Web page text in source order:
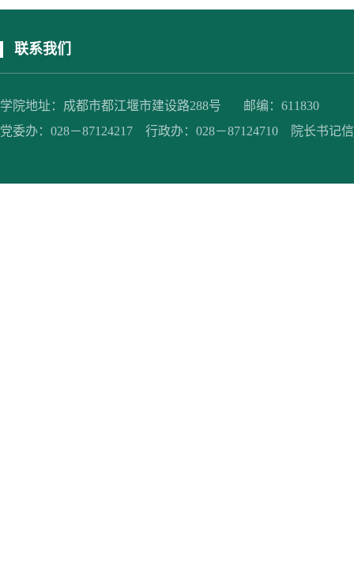
联系我们
学院地址：成都市都江堰市建设路288号 邮编：611830
党委办：028－87124217 行政办：028－87124710 院长书记信